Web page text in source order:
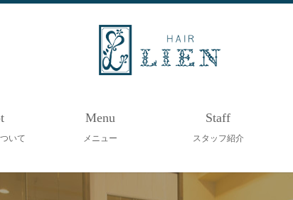
いて
Menu
メニュー
Staff
スタッフ紹介